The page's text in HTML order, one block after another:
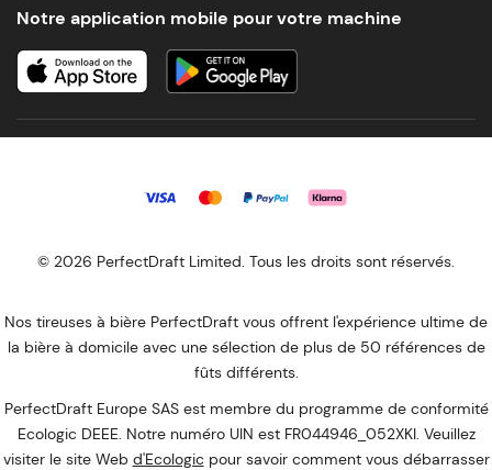
Notre application mobile pour votre machine
© 2026 PerfectDraft Limited. Tous les droits sont réservés.
Nos tireuses à bière PerfectDraft vous offrent l'expérience ultime de
la bière à domicile avec une sélection de plus de 50 références de
fûts différents.
PerfectDraft Europe SAS est membre du programme de conformité
Ecologic DEEE. Notre numéro UIN est FR044946_052XKI. Veuillez
visiter le site Web d'Ecologic pour savoir comment vous débarrasser